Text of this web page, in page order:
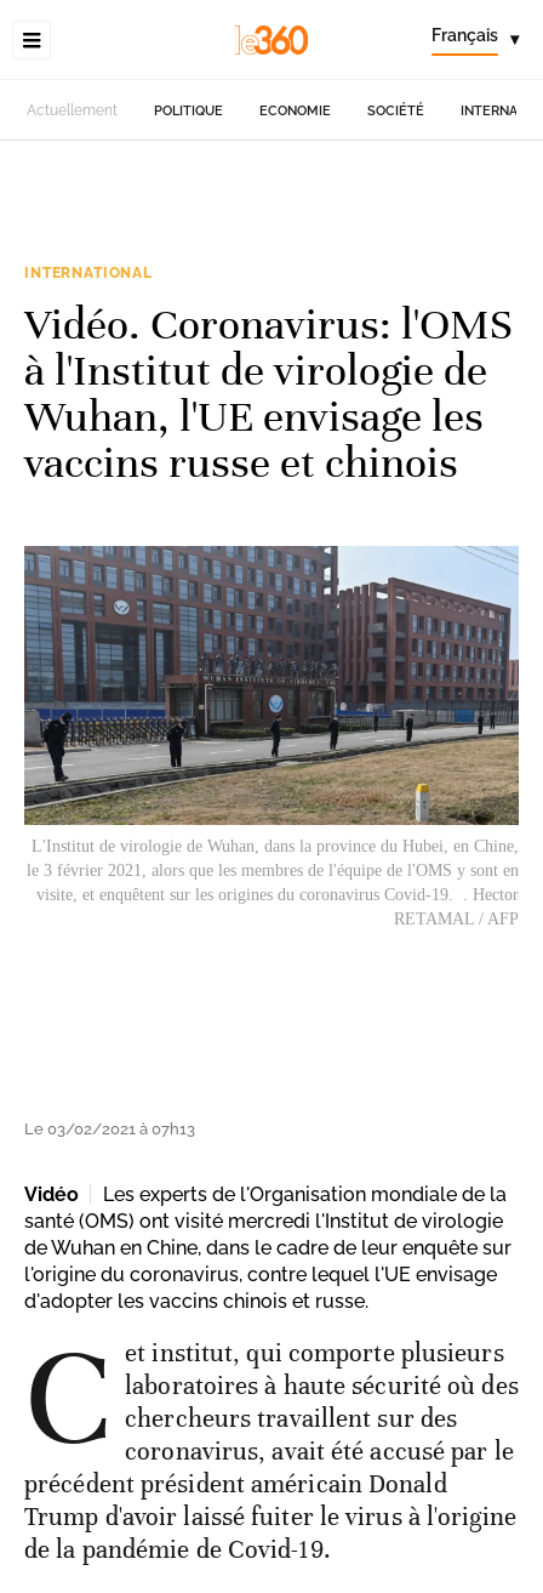
Français ▾
Actuellement POLITIQUE ECONOMIE SOCIÉTÉ
INTERNATIONAL
Vidéo. Coronavirus: l'OMS
à l'Institut de virologie de
Wuhan, l'UE envisage les
vaccins russe et chinois
L'Institut de virologie de Wuhan, dans la province du Hubei, en Chine,
le 3 février 2021, alors que les membres de l'équipe de l'OMS y sont en
visite, et enquêtent sur les origines du coronavirus Covid-19. . Hector
RETAMAL / AFP
Le 03/02/2021 à 07h13
Vidéo
Les experts de l'Organisation mondiale de la
santé (OMS) ont visité mercredi l'Institut de virologie
de Wuhan en Chine, dans le cadre de leur enquête sur
l'origine du coronavirus, contre lequel l'UE envisage
d'adopter les vaccins chinois et russe.
C et institut, qui comporte plusieurs
laboratoires à haute sécurité où des
chercheurs travaillent sur des
coronavirus, avait été accusé par le
précédent président américain Donald
Trump d'avoir laissé fuiter le virus à l'origine
de la pandémie de Covid-19.